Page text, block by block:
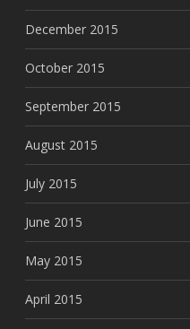
December 2015
October 2015
September 2015
August 2015
July 2015
June 2015
May 2015
April 2015